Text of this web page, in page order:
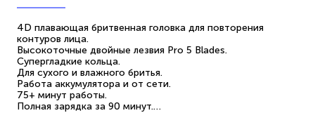
4D плавающая бритвенная головка для повторения
контуров лица.
Высокоточные двойные лезвия Pro 5 Blades.
Супергладкие кольца.
Для сухого и влажного бритья.
Работа аккумулятора и от сети.
75+ минут работы.
Полная зарядка за 90 минут.